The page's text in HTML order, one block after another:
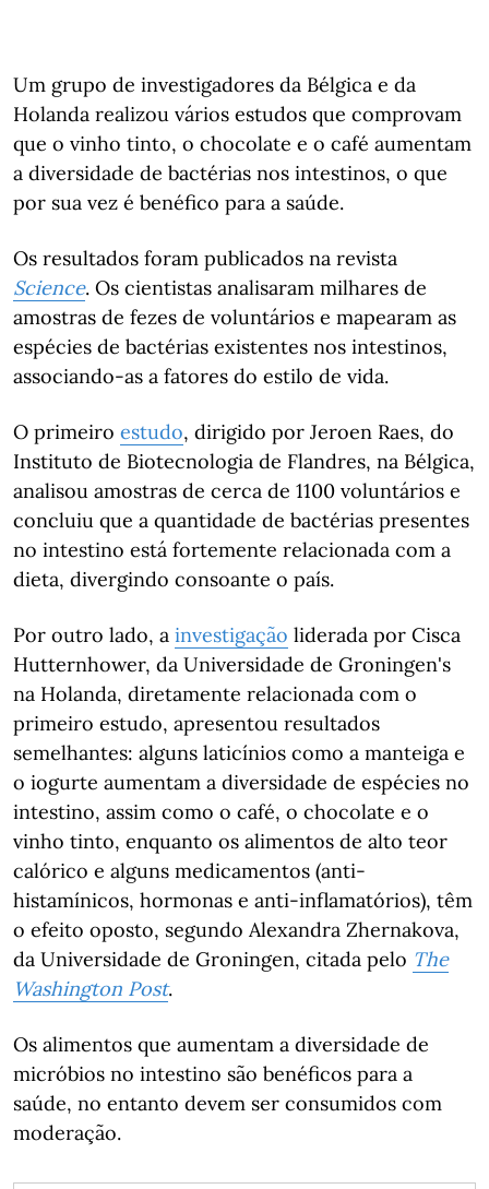
Um grupo de investigadores da Bélgica e da
Holanda realizou vários estudos que comprovam
que o vinho tinto, o chocolate e o café aumentam
a diversidade de bactérias nos intestinos, o que
por sua vez é benéfico para a saúde.
Os resultados foram publicados na revista
Science. Os cientistas analisaram milhares de
amostras de fezes de voluntários e mapearam as
espécies de bactérias existentes nos intestinos,
associando-as a fatores do estilo de vida.
O primeiro estudo, dirigido por Jeroen Raes, do
Instituto de Biotecnologia de Flandres, na Bélgica,
analisou amostras de cerca de 1100 voluntários e
concluiu que a quantidade de bactérias presentes
no intestino está fortemente relacionada com a
dieta, divergindo consoante o país.
Por outro lado, a investigação liderada por Cisca
Hutternhower, da Universidade de Groningen's
na Holanda, diretamente relacionada com o
primeiro estudo, apresentou resultados
semelhantes: alguns laticínios como a manteiga e
o iogurte aumentam a diversidade de espécies no
intestino, assim como o café, o chocolate e o
vinho tinto, enquanto os alimentos de alto teor
calórico e alguns medicamentos (anti-
histamínicos, hormonas e anti-inflamatórios), têm
o efeito oposto, segundo Alexandra Zhernakova,
da Universidade de Groningen, citada pelo The
Washington Post.
Os alimentos que aumentam a diversidade de
micróbios no intestino são benéficos para a
saúde, no entanto devem ser consumidos com
moderação.